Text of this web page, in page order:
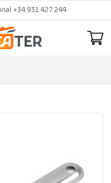
+34 931 427 244